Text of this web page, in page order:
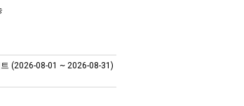
(2026-08-01 ~ 2026-08-31)